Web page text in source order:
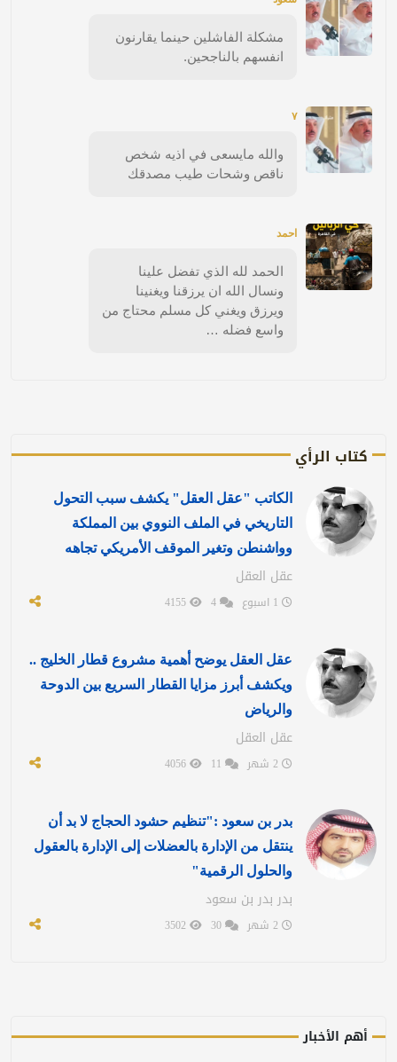
مشكلة الفاشلين حينما يقارنون
انفسهم بالناجحين.
٧
والله مايسعى في اذيه شخص
ناقص وشحات طيب مصدقك
احمد
الحمد لله الذي تفضل علينا
ونسال الله ان يرزقنا ويغنينا
ويرزق ويغني كل مسلم محتاج من
واسع فضله …
كتاب الرأي
الكاتب "عقل العقل" يكشف سبب التحول
التاريخي في الملف النووي بين المملكة
وواشنطن وتغير الموقف الأمريكي تجاهه
عقل العقل
عقل العقل يوضح أهمية مشروع قطار الخليج ..
ويكشف أبرز مزايا القطار السريع بين الدوحة
والرياض
عقل العقل
بدر بن سعود :"تنظيم حشود الحجاج لا بد أن
ينتقل من الإدارة بالعضلات إلى الإدارة بالعقول
والحلول الرقمية"
بدر بدر بن سعود
أهم الأخبار